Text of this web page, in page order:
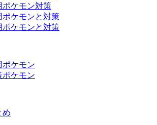
ポケモン対策
ポケモンと対策
ポケモンと対策
ポケモン
ポケモン
め